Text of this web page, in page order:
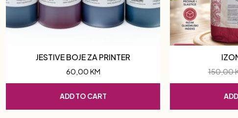
JESTIVE BOJE ZA PRINTER
60,00 KM
ADD TO CART
150,00